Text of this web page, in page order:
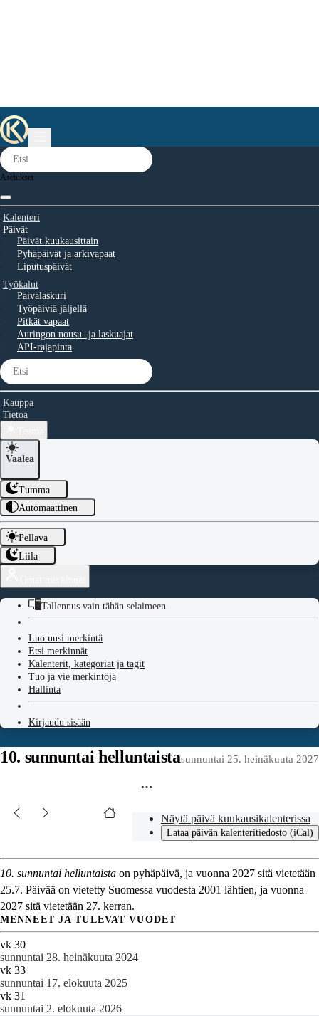
Asetukset
Kalenteri
Päivät
Päivät kuukausittain
Pyhäpäivät ja arkivapaat
Liputuspäivät
Työkalut
Päivälaskuri
Työpäiviä jäljellä
Pitkät vapaat
Auringon nousu- ja laskuajat
API-rajapinta
Kauppa
Tietoa
Vaalea
Tumma
Automaattinen
Pellava
Liila
Tallennus vain tähän selaimeen
Luo uusi merkintä
Etsi merkinnät
Kalenterit, kategoriat ja tagit
Tuo ja vie merkintöjä
Hallinta
Kirjaudu sisään
10. sunnuntai helluntaistasunnuntai 25. heinäkuuta 2027
Näytä päivä kuukausikalenterissa
Lataa päivän kalenteritiedosto (iCal)
10. sunnuntai helluntaista on pyhäpäivä, ja vuonna 2027 sitä vietetään
25.7. Päivää on vietetty Suomessa vuodesta 2001 lähtien, ja vuonna
2027 sitä vietetään 27. kerran.
MENNEET JA TULEVAT VUODET
vk 30
sunnuntai 28. heinäkuuta 2024
vk 33
sunnuntai 17. elokuuta 2025
vk 31
sunnuntai 2. elokuuta 2026